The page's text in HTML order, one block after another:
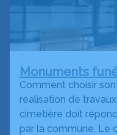
Monuments
Comment choisir
réalisation de
cimetière doit
par la commune. Le